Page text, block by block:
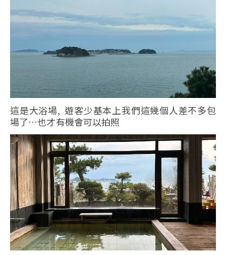
這是大浴場, 遊客少基本上我們這幾個人差不多包
場了…也才有機會可以拍照